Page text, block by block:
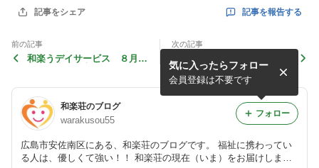
記事をシェア 記事を報告する
前の記事
和楽うデイサービス ８月行
次の記事
和楽うデイサービス 7月行
事予定表・献立表
和楽荘のブログ
warakusou55
広島市安佐南区にある、和楽荘のブログです。 福祉に携わってい
る人は、優しくて強い！！ 和楽荘の現在（いま）をお届けしま
気に入ったらフォロー
会員登録は不要です
フォロー